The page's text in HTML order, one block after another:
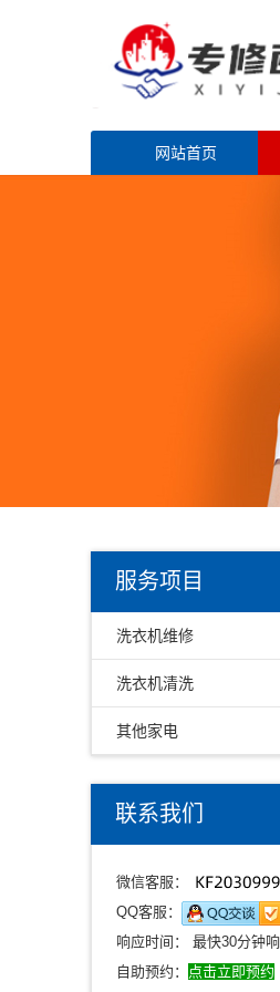
网站首页
服务项目
洗衣机维修
洗衣机清洗
其他家电
联系我们
微信客服：
QQ客服：
响应时间： 最快30分钟
自助预约： 点击立即预约